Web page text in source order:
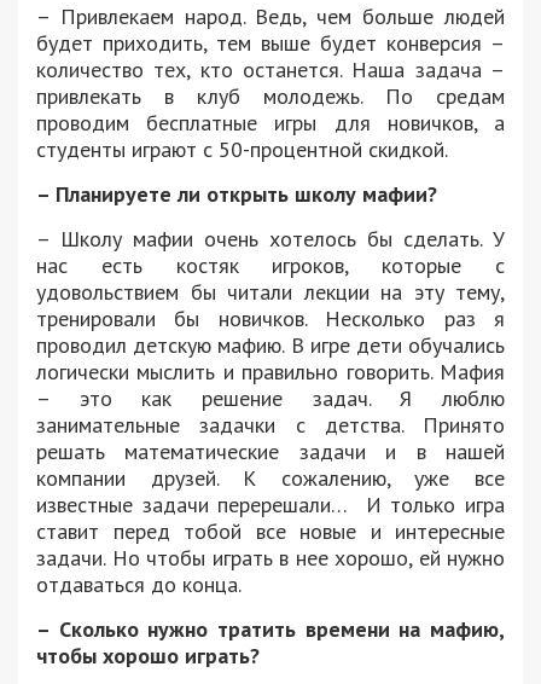
– Привлекаем народ. Ведь, чем больше людей
будет приходить, тем выше будет конверсия –
количество тех, кто останется. Наша задача –
привлекать в клуб молодежь. По средам
проводим бесплатные игры для новичков, а
студенты играют с 50-процентной скидкой.
– Планируете ли открыть школу мафии?
– Школу мафии очень хотелось бы сделать. У
нас есть костяк игроков, которые с
удовольствием бы читали лекции на эту тему,
тренировали бы новичков. Несколько раз я
проводил детскую мафию. В игре дети обучались
логически мыслить и правильно говорить. Мафия
– это как решение задач. Я люблю
занимательные задачки с детства. Принято
решать математические задачи и в нашей
компании друзей. К сожалению, уже все
известные задачи перерешали… И только игра
ставит перед тобой все новые и интересные
задачи. Но чтобы играть в нее хорошо, ей нужно
отдаваться до конца.
– Сколько нужно тратить времени на мафию,
чтобы хорошо играть?